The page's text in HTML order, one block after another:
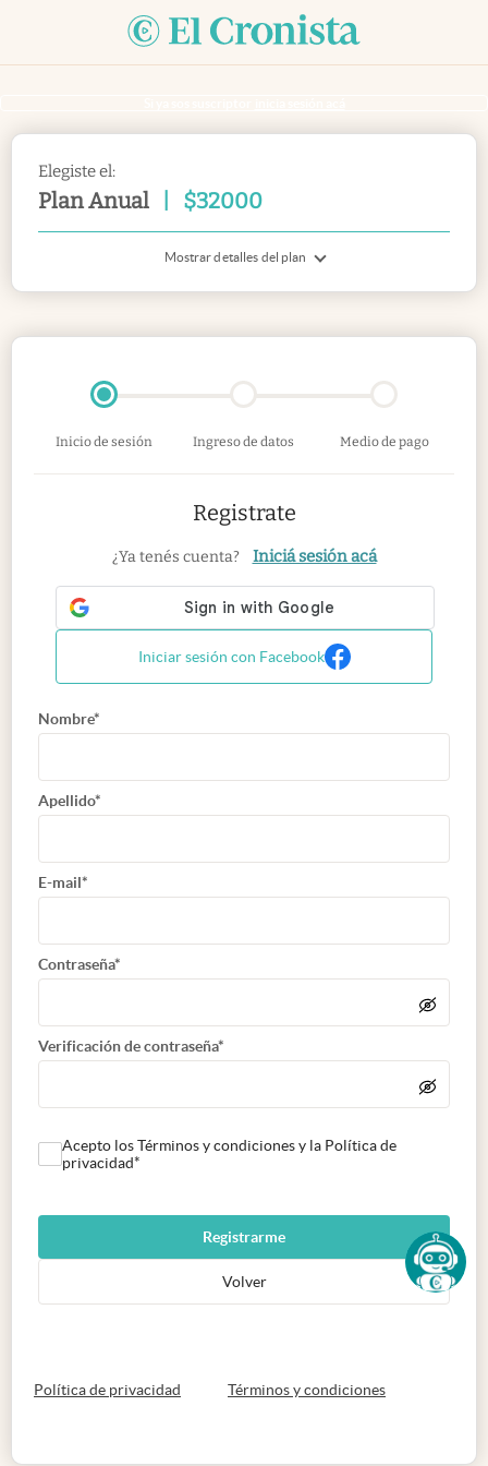
Elegiste el:
Plan Anual $32000
Mostrar detalles del plan
Inicio de sesión Ingreso de datos Medio de pago
Registrate
¿Ya tenés cuenta? Iniciá sesión acá
Iniciar sesión con Facebook
Nombre*
Apellido*
E-mail*
Contraseña*
Verificación de contraseña*
Acepto los Términos y condiciones y la Política de
privacidad*
Registrarme
Volver
Política de privacidad abre en nueva pestaña
Términos y condicionesabre en nueva